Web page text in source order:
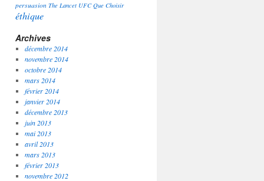
persuasion The Lancet UFC Que Choisir
éthique
Archives
décembre 2014
novembre 2014
octobre 2014
mars 2014
février 2014
janvier 2014
décembre 2013
juin 2013
mai 2013
avril 2013
mars 2013
février 2013
novembre 2012